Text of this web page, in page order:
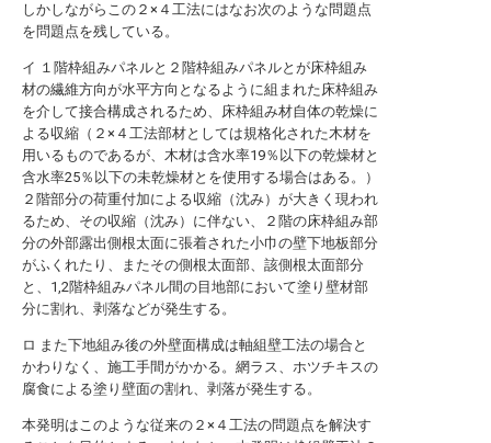
しかしながらこの２×４工法にはなお次のような問題点
を問題点を残している。
イ １階枠組みパネルと２階枠組みパネルとが床枠組み
材の繊維方向が水平方向となるように組まれた床枠組み
を介して接合構成されるため、床枠組み材自体の乾燥に
よる収縮（２×４工法部材としては規格化された木材を
用いるものであるが、木材は含水率19％以下の乾燥材と
含水率25％以下の未乾燥材とを使用する場合はある。）
２階部分の荷重付加による収縮（沈み）が大きく現われ
るため、その収縮（沈み）に伴ない、２階の床枠組み部
分の外部露出側根太面に張着された小巾の壁下地板部分
がふくれたり、またその側根太面部、該側根太面部分
と、1,2階枠組みパネル間の目地部において塗り壁材部
分に割れ、剥落などが発生する。
ロ また下地組み後の外壁面構成は軸組壁工法の場合と
かわりなく、施工手間がかかる。網ラス、ホツチキスの
腐食による塗り壁面の割れ、剥落が発生する。
本発明はこのような従来の２×４工法の問題点を解決す